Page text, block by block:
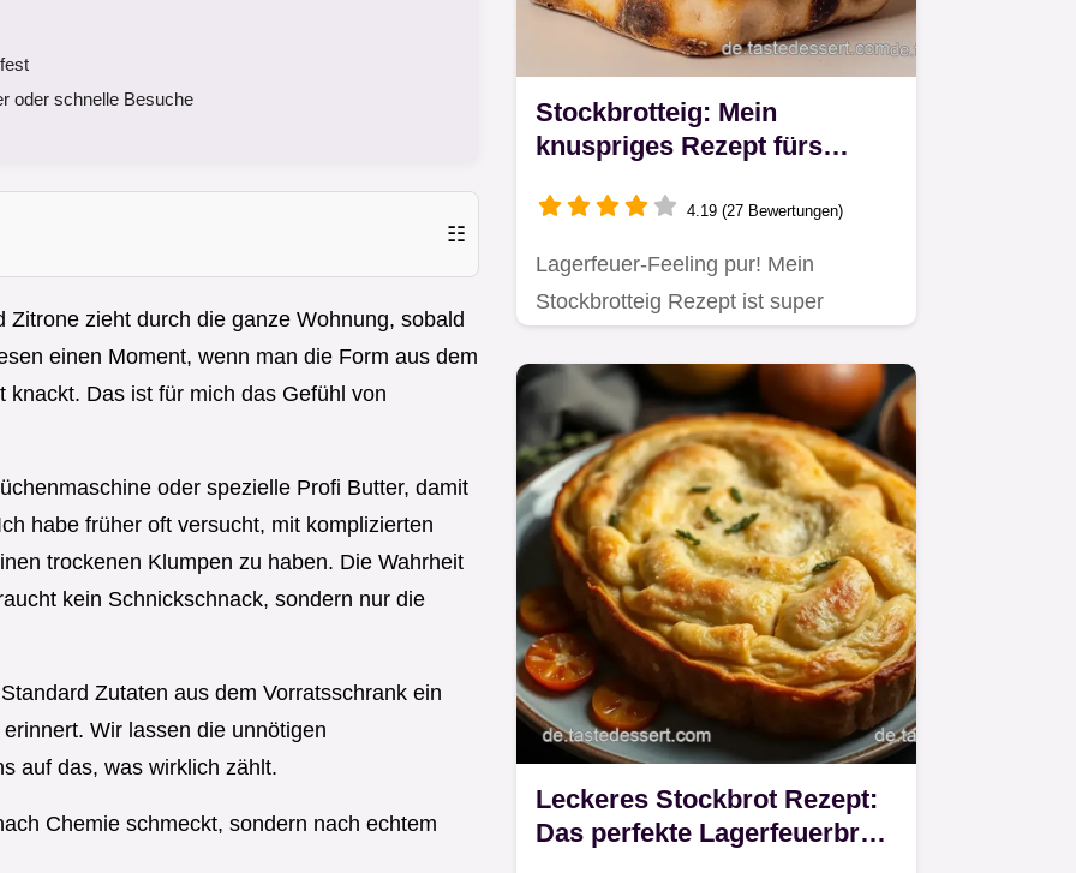
oder schnelle Besuche
☷
zieht durch die ganze Wohnung, sobald
einen Moment, wenn man die Form aus dem
Das ist für mich das Gefühl von
oder spezielle Profi Butter, damit
habe früher oft versucht, mit komplizierten
trockenen Klumpen zu haben. Die Wahrheit
kein Schnickschnack, sondern nur die
Zutaten aus dem Vorratsschrank ein
Wir lassen die unnötigen
auf das, was wirklich zählt.
Chemie schmeckt, sondern nach echtem
Stockbrotteig: Mein
knuspriges Rezept fürs
4.19 (27 Bewertungen)
Lagerfeuer-Feeling pur! Mein
Stockbrotteig Rezept ist super
Leckeres Stockbrot Rezept:
Das perfekte Lagerfeuerbrot